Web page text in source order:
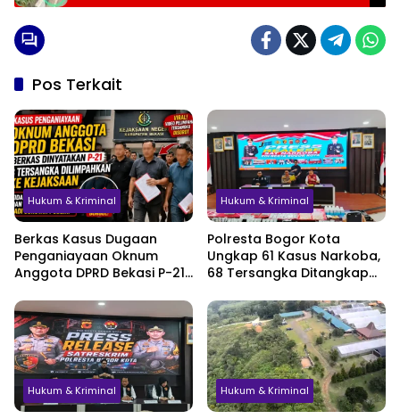
Pos Terkait
Hukum & Kriminal
Berkas Kasus Dugaan
Penganiayaan Oknum
Anggota DPRD Bekasi P-21,
Jadi Sorotan
Hukum & Kriminal
Polresta Bogor Kota
Ungkap 61 Kasus Narkoba,
68 Tersangka Ditangkap
Hukum & Kriminal Hukum & Kriminal